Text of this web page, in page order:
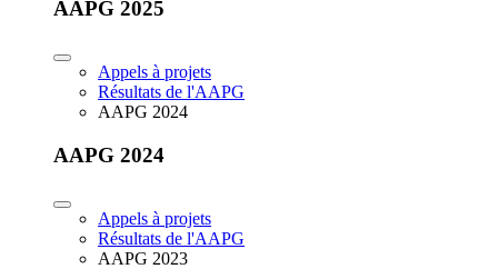
AAPG 2025
Appels à projets
Résultats de l'AAPG
AAPG 2024
AAPG 2024
Appels à projets
Résultats de l'AAPG
AAPG 2023